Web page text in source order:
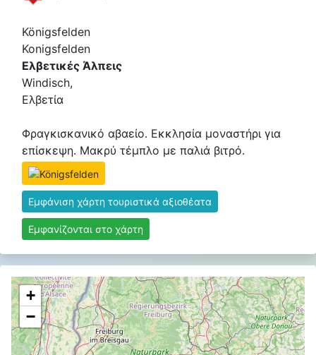
Königsfelden
Konigsfelden
Ελβετικές Άλπεις
Windisch,
Ελβετία
Φραγκισκανικό αβαείο. Εκκλησία μοναστήρι για
επίσκεψη. Μακρύ τέμπλο με παλιά βιτρό.
Εμφάνιση χάρτη τουριστικά αξιοθέατα
Εμφανίζονται στο χάρτη
+
−